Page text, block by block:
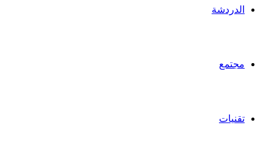
الدردشة
مجتمع
تقنيات